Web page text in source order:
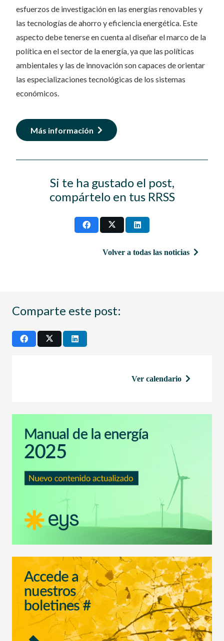
esfuerzos de investigación en las energías renovables y
las tecnologías de ahorro y eficiencia energética. Este
aspecto debe tenerse en cuenta al diseñar el marco de la
política en el sector de la energía, ya que las políticas
ambientales y las de innovación son capaces de orientar
las especializaciones tecnológicas de los sistemas
económicos.
Más información
Si te ha gustado el post,
compártelo en tus RRSS
Volver a todas las noticias
Comparte este post:
Ver calendario